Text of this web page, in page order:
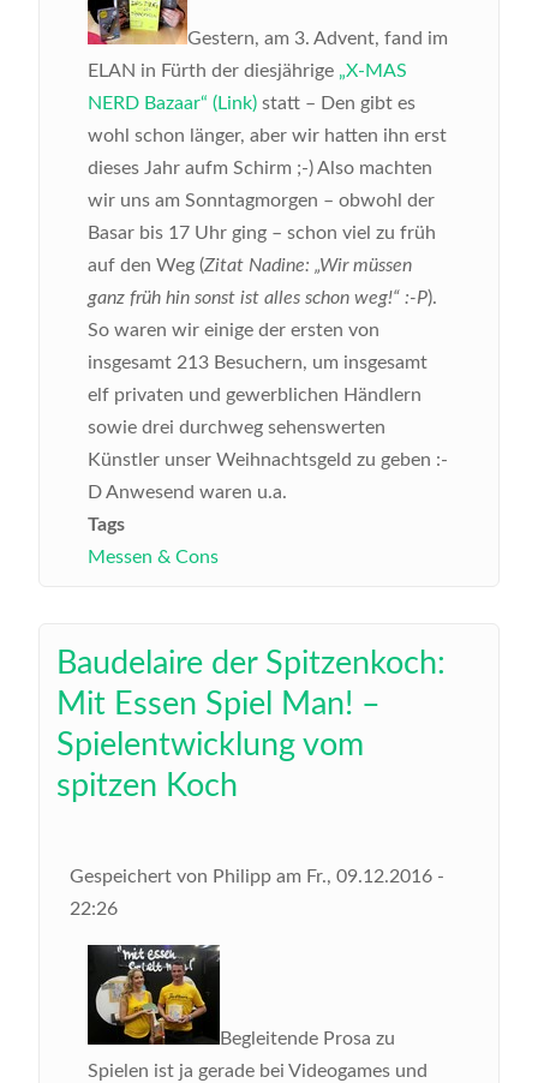
Gestern, am 3. Advent, fand im
ELAN in Fürth der diesjährige „X-MAS
NERD Bazaar“ (Link) statt – Den gibt es
wohl schon länger, aber wir hatten ihn erst
dieses Jahr aufm Schirm ;-) Also machten
wir uns am Sonntagmorgen – obwohl der
Basar bis 17 Uhr ging – schon viel zu früh
auf den Weg (Zitat Nadine: „Wir müssen
ganz früh hin sonst ist alles schon weg!“ :-P).
So waren wir einige der ersten von
insgesamt 213 Besuchern, um insgesamt
elf privaten und gewerblichen Händlern
sowie drei durchweg sehenswerten
Künstler unser Weihnachtsgeld zu geben :-
DAnwesend waren u.a.
Tags
Messen & Cons
Baudelaire der Spitzenkoch:
Mit Essen Spiel Man! –
Spielentwicklung vom
spitzen Koch
Gespeichert von Philipp am Fr., 09.12.2016 -
22:26
Begleitende Prosa zu
Spielen ist ja gerade bei Videogames und